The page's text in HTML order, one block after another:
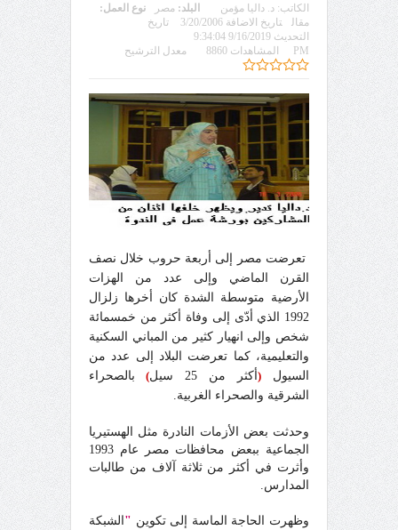
الكاتب: د. داليا مؤمن البلد: مصر
نوع العمل:
مقال
تاريخ الاضافة 3/20/2006
تاريخ
التحديث 9/16/2019 9:34:04
PM
المشاهدات 8860 معدل الترشيح
تعرضت مصر إلى أربعة حروب خلال نصف
القرن الماضي وإلى عدد من الهزات
الأرضية متوسطة الشدة كان أخرها زلزال
1992 الذي أدّى إلى وفاة أكثر من خمسمائة
شخص وإلى انهيار كثير من المباني السكنية
والتعليمية، كما تعرضت البلاد إلى عدد من
السيول (أكثر من 25 سيل ) بالصحراء
الشرقية والصحراء الغربية.
وحدثت بعض الأزمات النادرة مثل الهستيريا
الجماعية ببعض محافظات مصر عام 1993
وأثرت في أكثر من ثلاثة آلاف من طالبات
المدارس.
وظهرت الحاجة الماسة إلى تكوين "الشبكة